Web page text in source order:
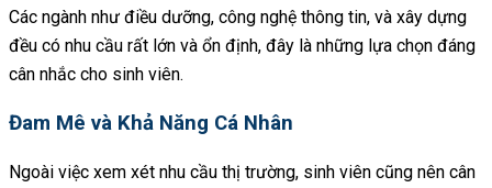
Các ngành như điều dưỡng, công nghệ thông tin, và xây dựng
đều có nhu cầu rất lớn và ổn định, đây là những lựa chọn đáng
cân nhắc cho sinh viên.
Đam Mê và Khả Năng Cá Nhân
Ngoài việc xem xét nhu cầu thị trường, sinh viên cũng nên cân